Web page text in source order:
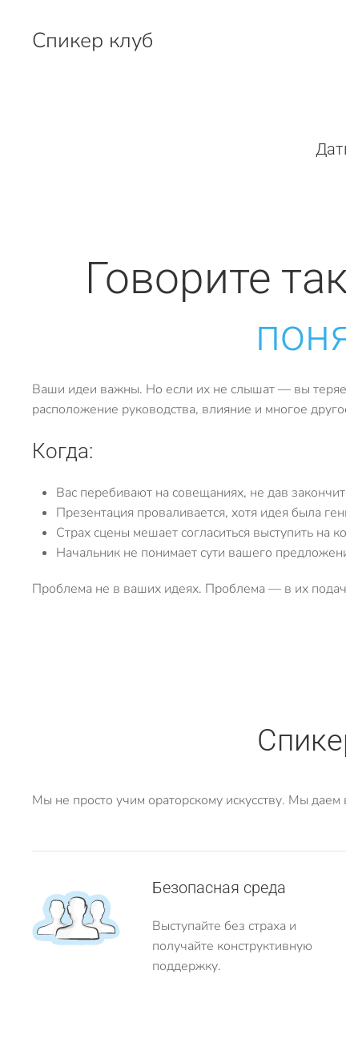
Перейти к содержимому
Спикер клуб
Говорите
Ваши идеи важны. Но если их не слышат — вы
расположение руководства, влияние и многое
Когда:
Вас перебивают на совещаниях, не дав
Презентация проваливается, хотя идея была
Страх сцены мешает согласиться выступить на
Начальник не понимает сути вашего
Проблема не в ваших идеях. Проблема — в их
Мы не просто учим ораторскому искусству. Мы
Безопасная среда
Выступайте без страха и
получайте конструктивную
поддержку.